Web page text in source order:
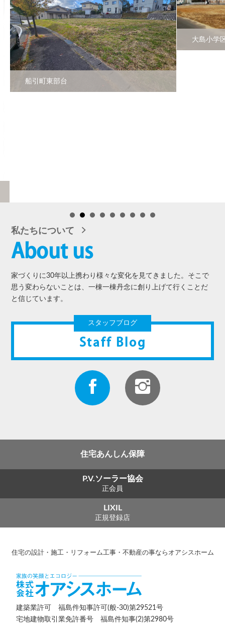
町東部台
大島小学区下亀田全5
私たちについて
About us
家づくりに30年以上携わり様々な変化を見てきました。そこで
思う変わらないことは、一棟一棟丹念に創り上げて行くことだ
と信じています。
スタッフブログ
Staff Blog
住宅あんしん保障
P.V.ソーラー協会
正会員
LIXIL
正規登録店
住宅の設計・施工・リフォーム工事・不動産の事ならオアシスホーム
建築業許可 福島件知事許可(般-30)第29521号
宅地建物取引業免許番号 福島件知事(2)第2980号